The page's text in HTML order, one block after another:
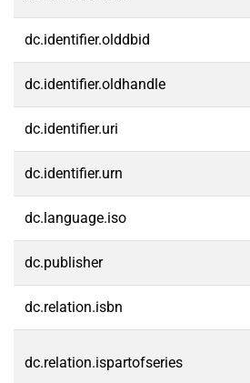
dc.identifier.olddbid
dc.identifier.oldhandle
dc.identifier.uri
dc.identifier.urn
dc.language.iso
dc.publisher
dc.relation.isbn
dc.relation.ispartofseries